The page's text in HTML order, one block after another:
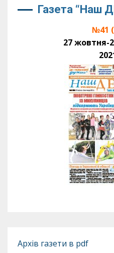
Газета “Наш
№41
27 жовтня-
Архів газети в pdf